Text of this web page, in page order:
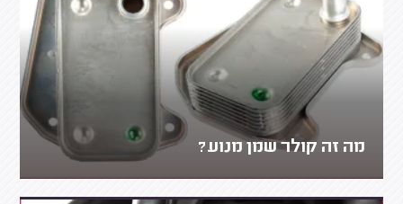
מה זה קולר שמן מנוע?